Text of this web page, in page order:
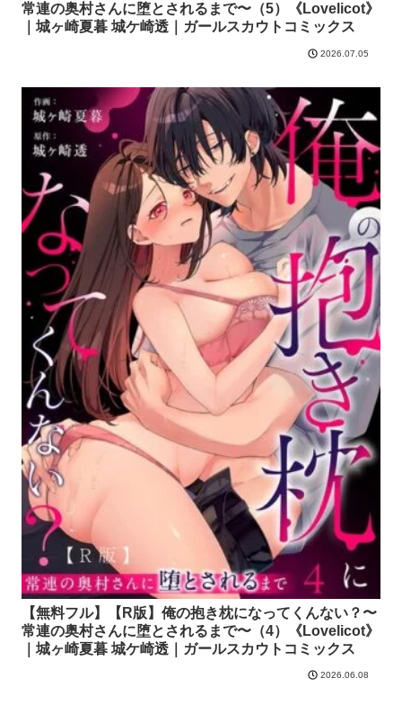
常連の奥村さんに堕とされるまで〜（5）《Lovelicot》
｜城ヶ崎夏暮 城ケ崎透｜ガールスカウトコミックス
2026.07.05
【無料フル】【R版】俺の抱き枕になってくんない？〜
常連の奥村さんに堕とされるまで〜（4）《Lovelicot》
｜城ヶ崎夏暮 城ケ崎透｜ガールスカウトコミックス
2026.06.08